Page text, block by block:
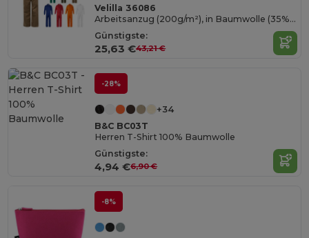
Velilla 36086
Arbeitsanzug (200g/m²), in Baumwolle (35%) und Polyester (65%)
Günstigste:
25,63 €43,21 €
-28%
+34
B&C BC03T
Herren T-Shirt 100% Baumwolle
Günstigste:
4,94 €6,90 €
-8%